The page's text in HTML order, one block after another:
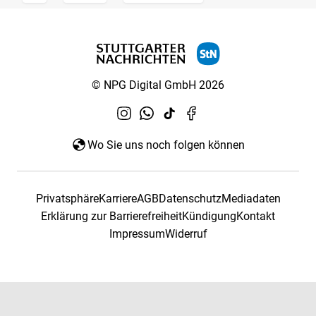
© NPG Digital GmbH 2026
Wo Sie uns noch folgen können
PrivatsphäreKarriereAGBDatenschutzMediadaten
Erklärung zur BarrierefreiheitKündigungKontakt
ImpressumWiderruf